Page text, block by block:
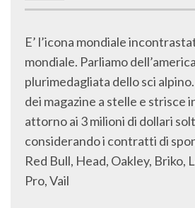
E’ l’icona mondiale
mondiale. Parliamo
plurimedagliata dello sci
dei magazine a stelle e strisce
attorno ai 3 milioni di dollari
considerando i contratti di
Red Bull, Head, Oakley, Briko,
Pro, Vail